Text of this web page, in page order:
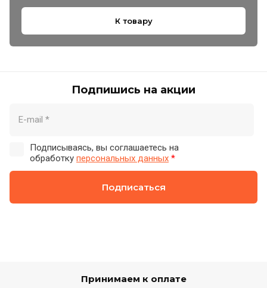
К товару
Подпишись на акции
Подписываясь, вы соглашаетесь на
обработку персональных данных *
Подписаться
Принимаем к оплате